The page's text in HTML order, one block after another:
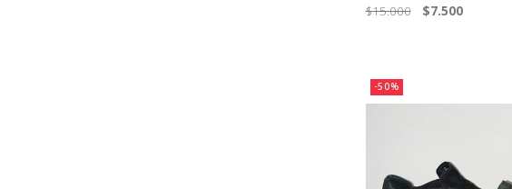
$15.000 $7.500
-50%